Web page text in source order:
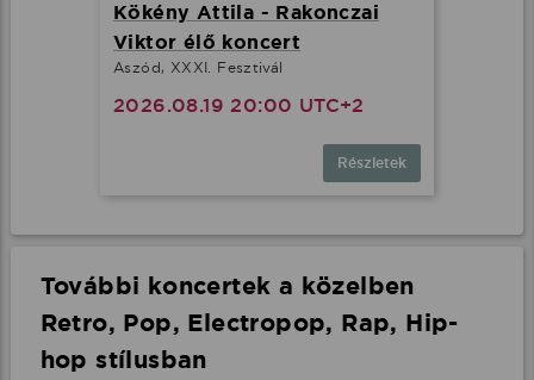
Kökény Attila - Rakonczai
Viktor élő koncert
Aszód, XXXI. Fesztivál
2026.08.19 20:00 UTC+2
Részletek
További koncertek a közelben
Retro, Pop, Electropop, Rap, Hip-
hop stílusban